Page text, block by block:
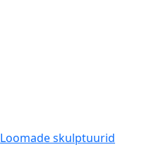
Loomade skulptuurid